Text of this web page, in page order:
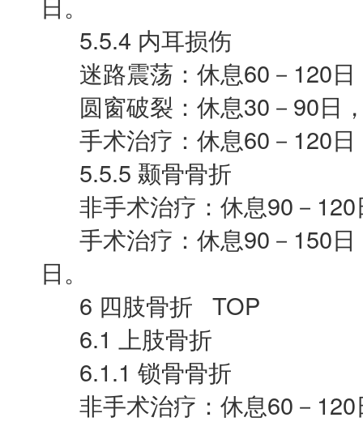
5.5.4 内耳损伤
迷路震荡：休息60－120日
圆窗破裂：休息30－90日
手术治疗：休息60－120日
5.5.5 颞骨骨折
非手术治疗：休息90－120
手术治疗：休息90－150日
日。
6 四肢骨折 TOP
6.1 上肢骨折
6.1.1 锁骨骨折
非手术治疗：休息60－120